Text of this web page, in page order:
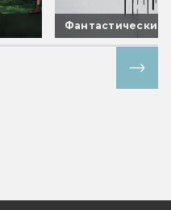
Фантастические